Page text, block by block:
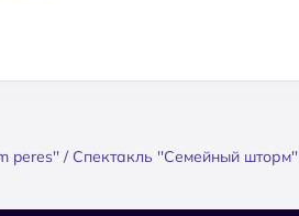
peres'' / Спектакль ''Семейный шторм''